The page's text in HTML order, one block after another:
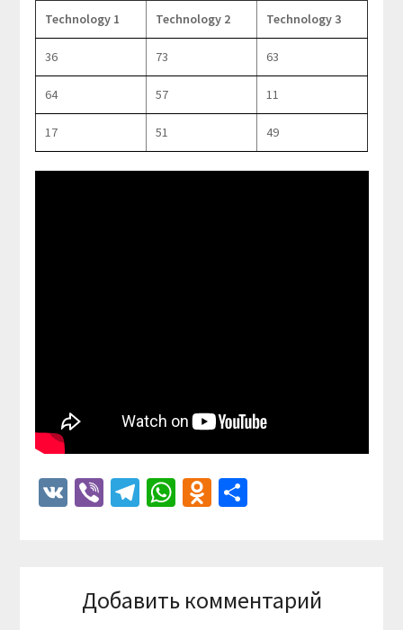
Technology 1 Technology 2 Technology 3
36 73 63
64 57 11
17 51 49
VKViberTelegram
WhatsApp
Odnoklassniki
Отправить
Добавить комментарий